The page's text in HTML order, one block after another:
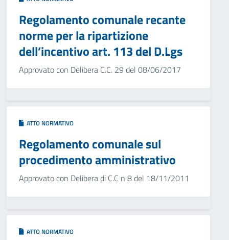
Regolamento comunale recante
norme per la ripartizione
dell’incentivo art. 113 del D.Lgs
Approvato con Delibera C.C. 29 del 08/06/2017
ATTO NORMATIVO
Regolamento comunale sul
procedimento amministrativo
Approvato con Delibera di C.C n 8 del 18/11/2011
ATTO NORMATIVO